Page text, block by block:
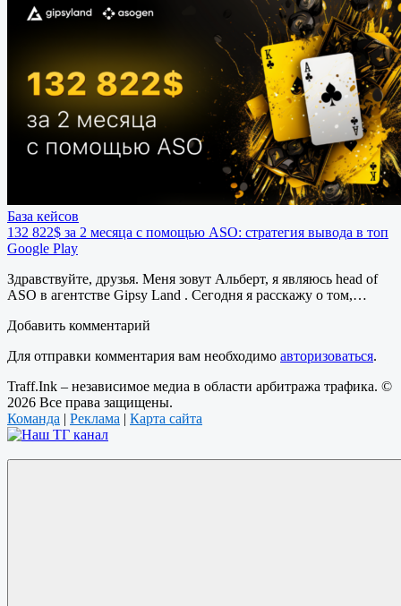
База кейсов
132 822$ за 2 месяца с помощью ASO: стратегия вывода в топ
Google Play
Здравствуйте, друзья. Меня зовут Альберт, я являюсь head of
ASO в агентстве Gipsy Land . Сегодня я расскажу о том,…
Добавить комментарий
Для отправки комментария вам необходимо авторизоваться.
Traff.Ink – независимое медиа в области арбитража трафика. ©
2026 Все права защищены.
Команда
Реклама Карта сайта